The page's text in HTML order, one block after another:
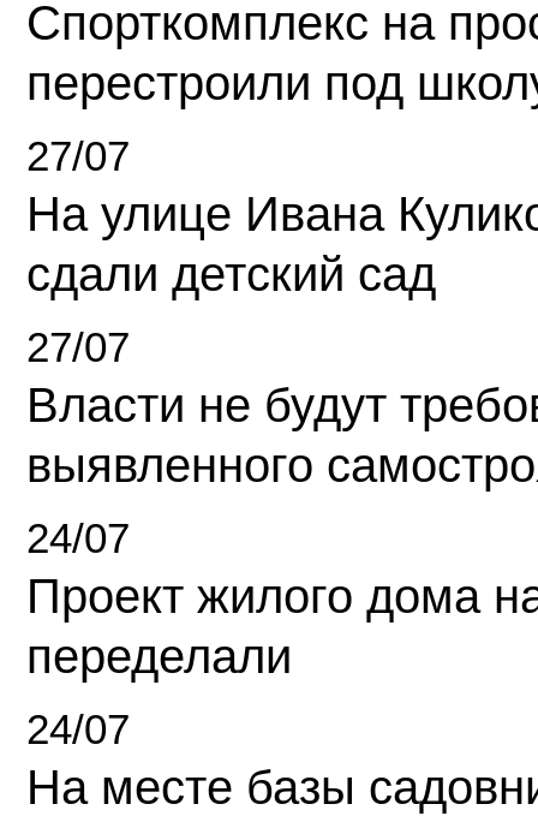
Спорткомплекс на
перестроили под
27/07
На улице Ивана
сдали детский сад
27/07
Власти не будут
выявленного
24/07
Проект жилого дома
переделали
24/07
На месте базы